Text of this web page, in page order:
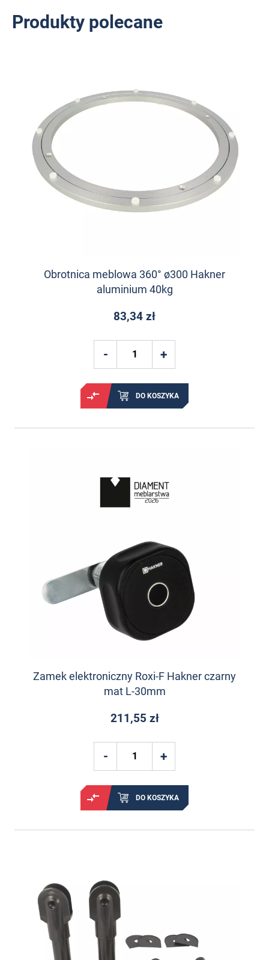
Produkty polecane
Obrotnica meblowa 360° ø300 Hakner
aluminium 40kg
83,34 zł
DO KOSZYKA
Zamek elektroniczny Roxi-F Hakner czarny
mat L-30mm
211,55 zł
DO KOSZYKA